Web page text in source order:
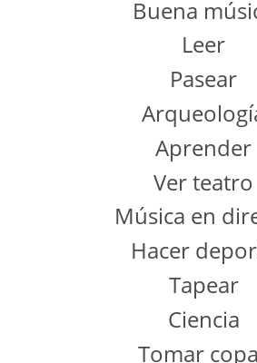
Buena
Leer
Pasear
Aprender
Ver teatro
Música en
Hacer
Tapear
Ciencia
Tomar